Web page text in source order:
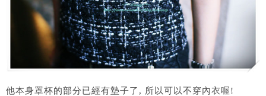
他本身罩杯的部分已經有墊子了, 所以可以不穿內衣喔!